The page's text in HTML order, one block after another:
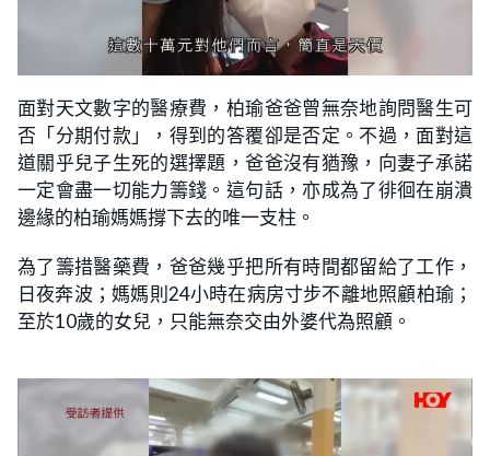
面對天文數字的醫療費，柏瑜爸爸曾無奈地詢問醫生可
否「分期付款」，得到的答覆卻是否定。不過，面對這
道關乎兒子生死的選擇題，爸爸沒有猶豫，向妻子承諾
一定會盡一切能力籌錢。這句話，亦成為了徘徊在崩潰
邊緣的柏瑜媽媽撐下去的唯一支柱。
為了籌措醫藥費，爸爸幾乎把所有時間都留給了工作，
日夜奔波；媽媽則24小時在病房寸步不離地照顧柏瑜；
至於10歲的女兒，只能無奈交由外婆代為照顧。